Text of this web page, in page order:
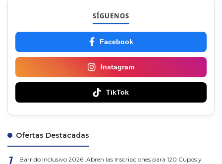
SÍGUENOS
Facebook
Instagram
TikTok
Ofertas Destacadas
Barrido Inclusivo 2026: Abren las Inscripciones para 120 Cupos y